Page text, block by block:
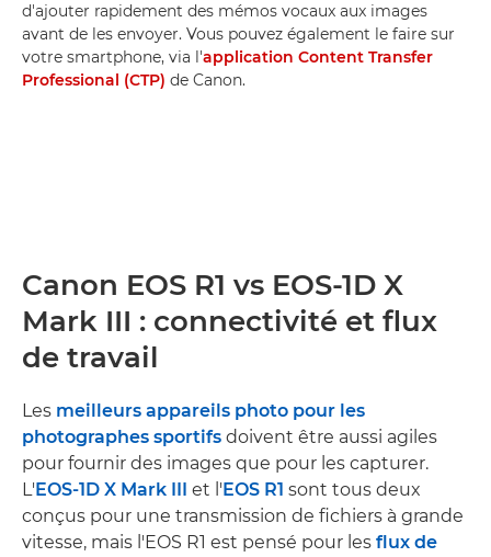
d'ajouter rapidement des mémos vocaux aux images
avant de les envoyer. Vous pouvez également le faire sur
votre smartphone, via l'application Content Transfer
Professional (CTP) de Canon.
Canon EOS R1 vs EOS-1D X
Mark III : connectivité et flux
de travail
Les meilleurs appareils photo pour les
photographes sportifs doivent être aussi agiles
pour fournir des images que pour les capturer.
L' EOS-1D X Mark III et l' EOS R1 sont tous deux
conçus pour une transmission de fichiers à grande
vitesse, mais l'EOS R1 est pensé pour les flux de